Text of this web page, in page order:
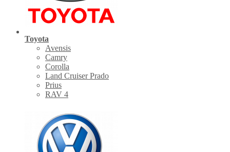
Toyota
Avensis
Camry
Corolla
Land Cruiser Prado
Prius
RAV 4